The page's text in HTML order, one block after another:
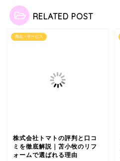
RELATED POST
商品・サービス
株式会社トマトの評判と口コ
ミを徹底解説｜苫小牧のリフ
ォームで選ばれる理由